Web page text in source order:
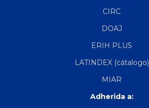
CIRC
DOAJ
ERIH PLUS
LATINDEX (cátalogo)
MIAR
Adherida a: